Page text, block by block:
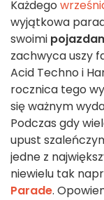
Każdego
wyjątkowa
swoimi
zachwyca uszy
Acid Techno i
rocznica tego
się ważnym
Podczas gdy
upust
jedne z
niewielu tak
Parade.